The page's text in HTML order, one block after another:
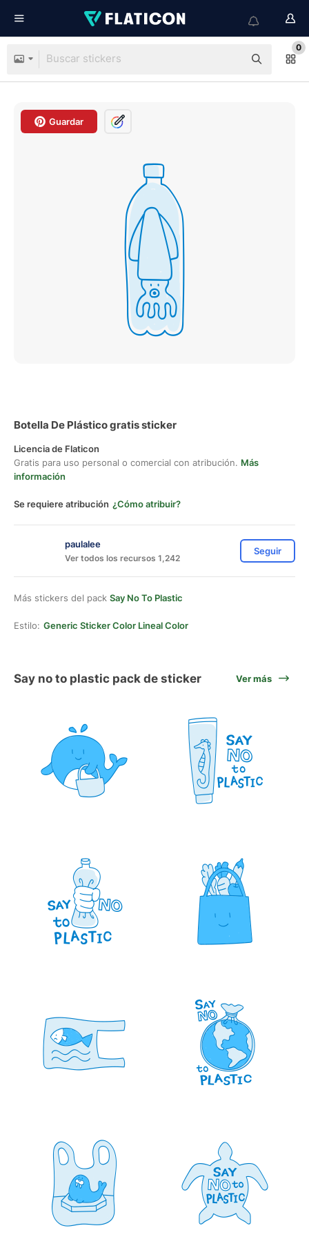
0
Guardar
Botella De Plástico gratis sticker
Licencia de Flaticon
Gratis para uso personal o comercial con atribución. Más
información
Se requiere atribución ¿Cómo atribuir?
paulalee
Ver todos los recursos 1,242
Seguir
Más stickers del pack Say No To Plastic
Estilo: Generic Sticker Color Lineal Color
Say no to plastic pack de sticker Ver más